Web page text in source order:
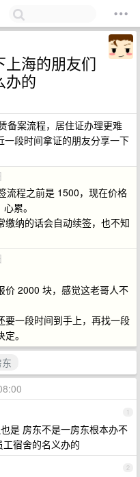
上海的朋友们
办的
备案流程，居住证办理更难
段时间拿证的朋友分享一下
流程之前是 1500，现在价格
累。
纳的话会自动续签，也不知
价 2000 块，感觉这老哥人不
要一段时间到手上，再找一段
。
1
是 房东不是一房东根本办不
宿舍的名义办的
2